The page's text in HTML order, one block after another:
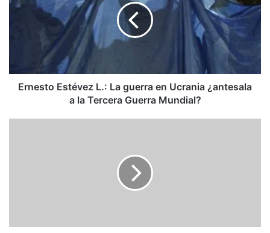
La
¿antesala
a
Ernesto Estévez L.: La guerra en Ucrania ¿antesala
a la Tercera Guerra Mundial?